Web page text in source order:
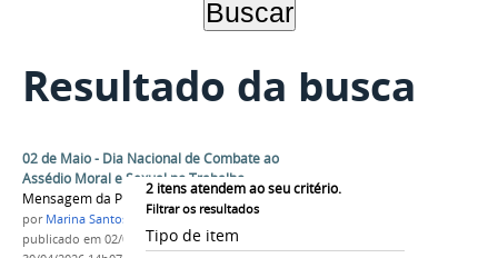
Resultado da busca
2 itens atendem ao seu critério.
Filtrar os resultados
Tipo de item
02 de Maio - Dia Nacional de Combate ao
Assédio Moral e Sexual no Trabalho
Mensagem da Propedh
por Marina Santos Daum
publicado em 02/05/2026—última modificação